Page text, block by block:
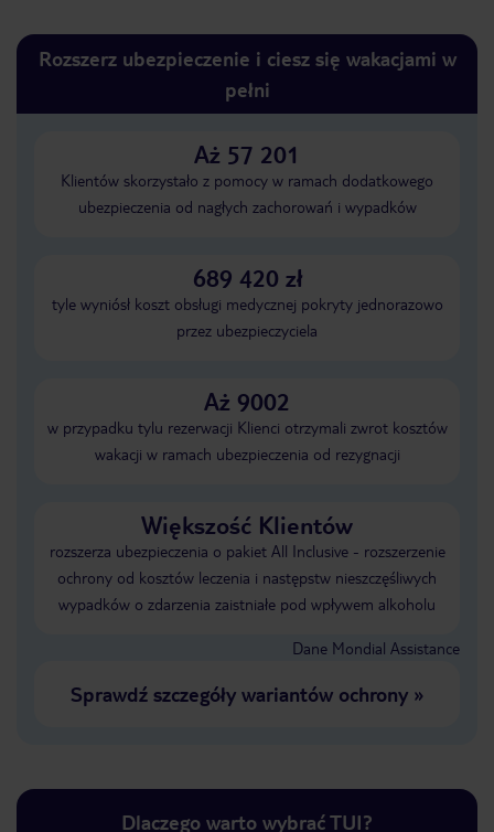
Rozszerz ubezpieczenie i ciesz się wakacjami w
pełni
Aż 57 201
Klientów skorzystało z pomocy w ramach dodatkowego
ubezpieczenia od nagłych zachorowań i wypadków
689 420 zł
tyle wyniósł koszt obsługi medycznej pokryty jednorazowo
przez ubezpieczyciela
Aż 9002
w przypadku tylu rezerwacji Klienci otrzymali zwrot kosztów
wakacji w ramach ubezpieczenia od rezygnacji
Większość Klientów
rozszerza ubezpieczenia o pakiet All Inclusive - rozszerzenie
ochrony od kosztów leczenia i następstw nieszczęśliwych
wypadków o zdarzenia zaistniałe pod wpływem alkoholu
Dane Mondial Assistance
Sprawdź szczegóły wariantów ochrony»
Dlaczego warto wybrać TUI?